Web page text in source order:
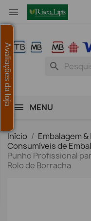

search
MENU
Início Embalagem
Consumíveis de
Punho Profissional
Rolo de Borracha
Avaliações da loja